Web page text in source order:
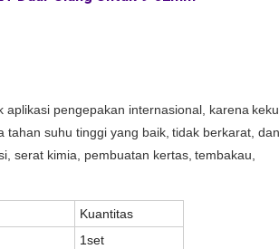
aplikasi pengepakan internasional, karena
tahan suhu tinggi yang baik, tidak berkarat, dan
serat kimia, pembuatan kertas, tembakau,
Kuantitas
1set